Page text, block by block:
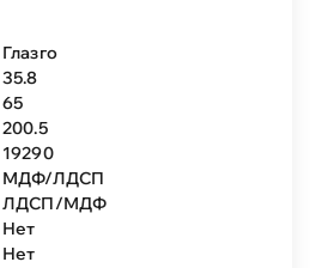
Глазго
35.8
65
200.5
19290
МДФ/ЛДСП
ЛДСП/МДФ
Нет
Нет